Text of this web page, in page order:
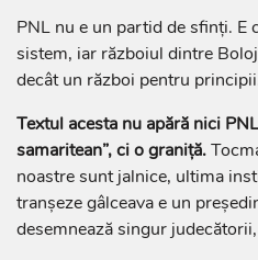
PNL nu e un partid de sfinți. E
sistem, iar războiul dintre
decât un război pentru
Textul acesta nu apără nici
samaritean”, ci o graniță.
noastre sunt jalnice, ultima
tranșeze gâlceava e un
desemnează singur